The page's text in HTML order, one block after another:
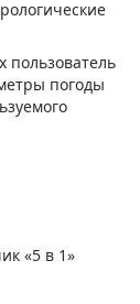
пользователь
погоды
«5 в 1»